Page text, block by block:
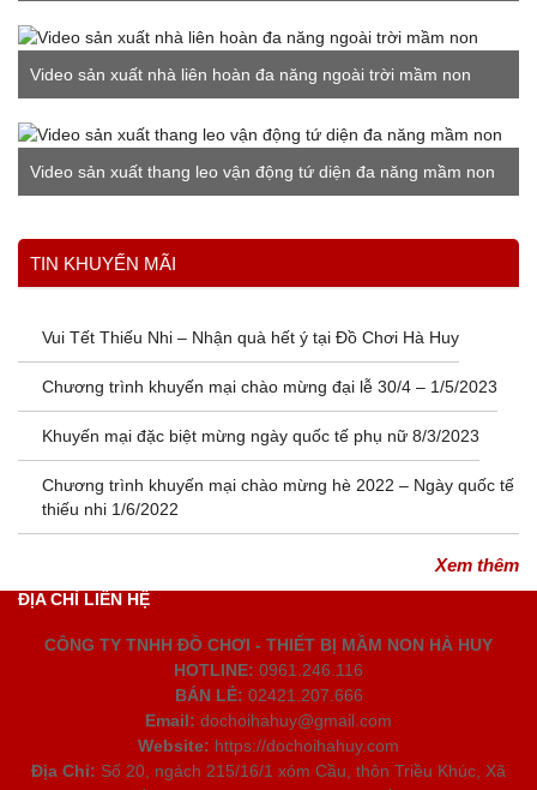
Video sản xuất nhà liên hoàn đa năng ngoài trời mầm non
Video sản xuất thang leo vận động tứ diện đa năng mầm non
Xem thêm
TIN KHUYẾN MÃI
Vui Tết Thiếu Nhi – Nhận quà hết ý tại Đồ Chơi Hà Huy
Chương trình khuyến mại chào mừng đại lễ 30/4 – 1/5/2023
Khuyến mại đặc biệt mừng ngày quốc tế phụ nữ 8/3/2023
Chương trình khuyến mại chào mừng hè 2022 – Ngày quốc tế
thiếu nhi 1/6/2022
Xem thêm
ĐỊA CHỈ LIÊN HỆ
CÔNG TY TNHH ĐỒ CHƠI - THIẾT BỊ MẦM NON HÀ HUY
HOTLINE: 0961.246.116
BÁN LẺ: 02421.207.666
Email: dochoihahuy@gmail.com
Website: https://dochoihahuy.com
Địa Chỉ: Số 20, ngách 215/16/1 xóm Cầu, thôn Triều Khúc, Xã